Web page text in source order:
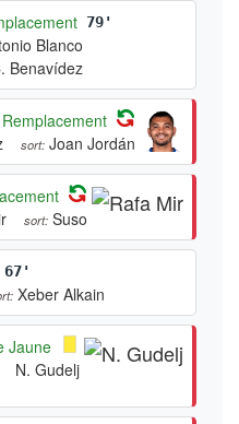
Blanco
Benavídez
Remplacement
sort: Joan Jordán
sort: Suso
67'
Xeber Alkain
Jaune